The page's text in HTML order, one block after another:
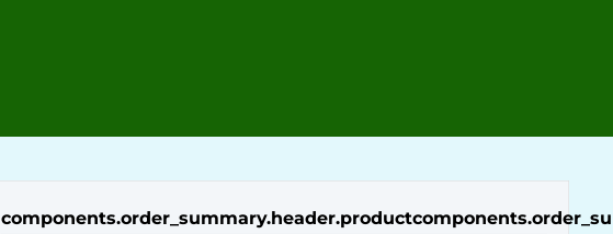
components.order_summary.header.product